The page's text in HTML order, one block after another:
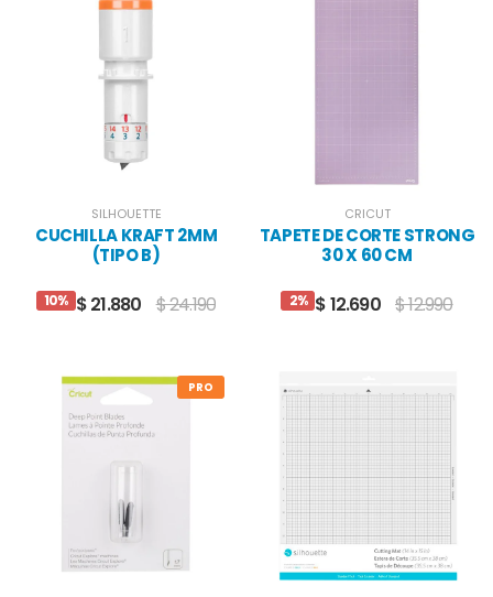
SILHOUETTE
CUCHILLA KRAFT 2MM
(TIPO B)
10% $ 21.880 $ 24.190
CRICUT
TAPETE DE CORTE STRONG
30 X 60 CM
2% $ 12.690 $ 12.990
PRO